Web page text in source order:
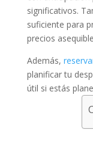
significativos.
suficiente para
precios
Además,
planificar tu
útil si estás